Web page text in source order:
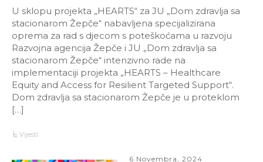
U sklopu projekta „HEARTS“ za JU „Dom zdravlja sa
stacionarom Žepče“ nabavljena specijalizirana
oprema za rad s djecom s poteškoćama u razvoju
Razvojna agencija Žepče i JU „Dom zdravlja sa
stacionarom Žepče“ intenzivno rade na
implementaciji projekta „HEARTS – Healthcare
Equity and Access for Resilient Targeted Support“.
Dom zdravlja sa stacionarom Žepče je u proteklom
[…]
Vijesti
6 Novembra, 2024